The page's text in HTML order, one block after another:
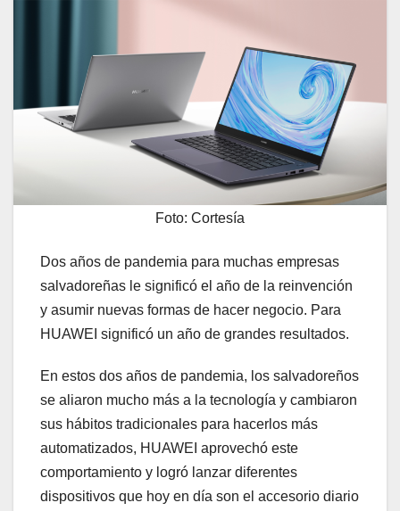
Foto: Cortesía
Dos años de pandemia para muchas empresas
salvadoreñas le significó el año de la reinvención
y asumir nuevas formas de hacer negocio. Para
HUAWEI significó un año de grandes resultados.
En estos dos años de pandemia, los salvadoreños
se aliaron mucho más a la tecnología y cambiaron
sus hábitos tradicionales para hacerlos más
automatizados, HUAWEI aprovechó este
comportamiento y logró lanzar diferentes
dispositivos que hoy en día son el accesorio diario